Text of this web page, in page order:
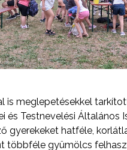
is meglepetésekkel
és Testnevelési
gyerekeket hatféle,
többféle gyümölcs